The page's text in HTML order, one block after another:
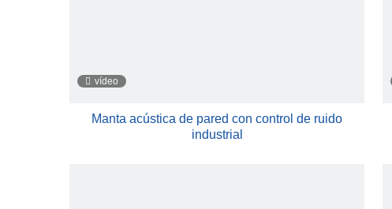
vídeo
Manta acústica de pared con control de ruido
industrial